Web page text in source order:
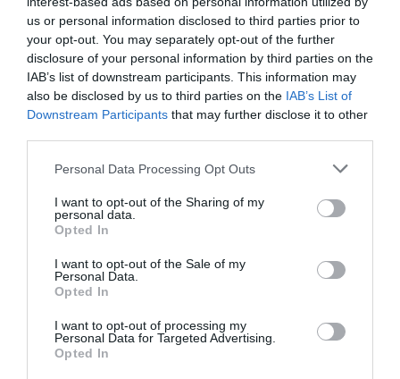
us or personal information disclosed to third parties prior to
your opt-out. You may separately opt-out of the further
disclosure of your personal information by third parties on the
IAB’s list of downstream participants. This information may
also be disclosed by us to third parties on the IAB’s List of
Downstream Participants that may further disclose it to other
Please note that this website/app uses one or more Google
not limited to your visit or usage behaviour. You may click to
grant or deny consent to Google and its third-party tags to
use your data for below specified purposes in below Google
consent section.
Personal Data Processing Opt Outs
I want to opt-out of the Sharing of my
personal data.
Opted In
I want to opt-out of the Sale of my
Personal Data.
Opted In
I want to opt-out of processing my
Personal Data for Targeted Advertising.
Opted In
ΑΦΉΣΤΕ ΈΝΑ ΣΧΌΛΙΟ
Η ηλ. διεύθυνση σας δεν δημοσιεύεται. Τα υποχρεωτικά πεδία